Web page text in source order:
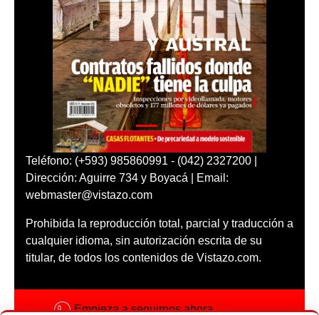
Teléfono: (+593) 985860991 - (042) 2327200 |
Dirección: Aguirre 734 y Boyacá | Email:
webmaster@vistazo.com
Prohibida la reproducción total, parcial y traducción a
cualquier idioma, sin autorización escrita de su
titular, de todos los contenidos de Vistazo.com.
Empieza a seguirnos ahora